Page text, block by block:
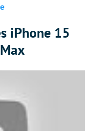
iPhone 15